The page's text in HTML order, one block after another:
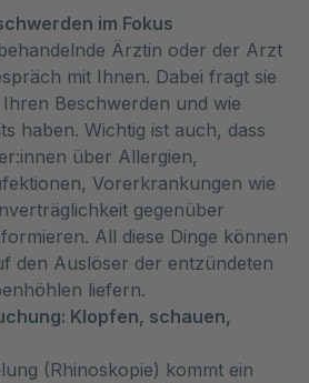
im Fokus
Ärztin oder der Arzt
mit Ihnen. Dabei fragt sie
Beschwerden und wie
haben. Wichtig ist auch, dass
über Allergien,
Vorerkrankungen wie
gegenüber
All diese Dinge können
den Auslöser der entzündeten
liefern.
Klopfen, schauen,
(Rhinoskopie) kommt ein